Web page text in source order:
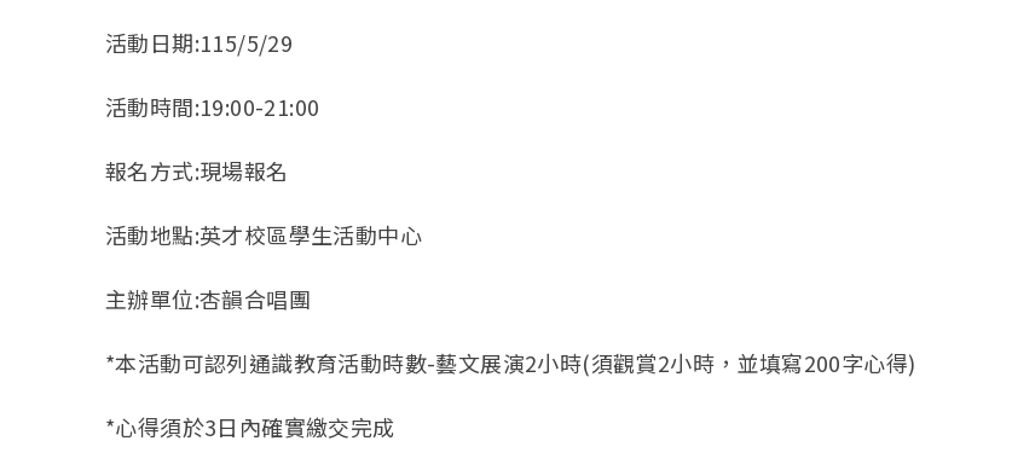
活動日期:115/5/29
活動時間:19:00-21:00
報名方式:現場報名
活動地點:英才校區學生活動中心
主辦單位:杏韻合唱團
*本活動可認列通識教育活動時數-藝文展演2小時(須觀賞2小時，並填寫200字心得)
*心得須於3日內確實繳交完成